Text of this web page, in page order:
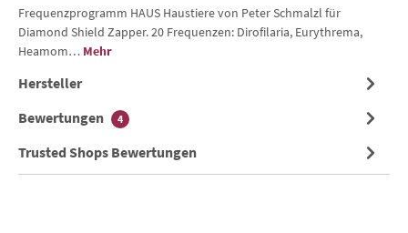
Frequenzprogramm HAUS Haustiere von Peter Schmalzl für
Diamond Shield Zapper. 20 Frequenzen: Dirofilaria, Eurythrema,
Heamom… Mehr
Hersteller
Bewertungen
4
Trusted Shops Bewertungen